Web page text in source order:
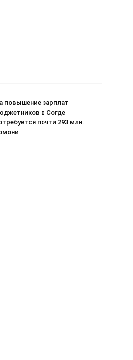
повышение зарплат
в Согде
почти 293 млн.